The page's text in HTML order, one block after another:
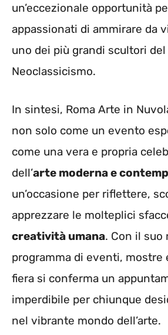
un’eccezionale opportunità
appassionati di ammirare da
uno dei più grandi scultori del
Neoclassicismo.
In sintesi, Roma Arte in
non solo come un evento
come una vera e propria
dell’arte moderna e
un’occasione per riflettere,
apprezzare le molteplici
creatività umana. Con il suo
programma di eventi, mostre
fiera si conferma un
imperdibile per chiunque
nel vibrante mondo dell’arte.